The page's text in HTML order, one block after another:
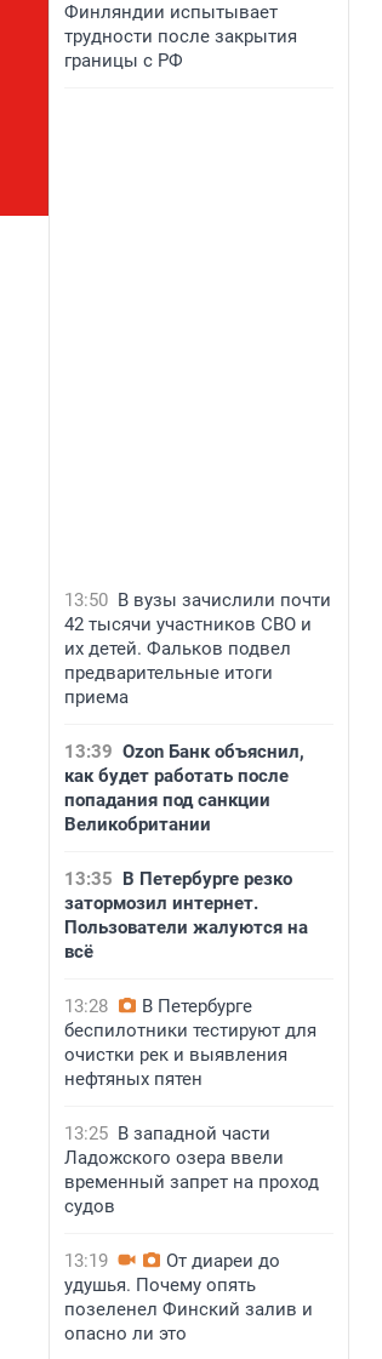
Финляндии испытывает
трудности после закрытия
границы с РФ
13:50 В вузы зачислили почти
42 тысячи участников СВО и
их детей. Фальков подвел
предварительные итоги
приема
13:39 Ozon Банк объяснил,
как будет работать после
попадания под санкции
Великобритании
13:35 В Петербурге резко
затормозил интернет.
Пользователи жалуются на
всё
13:28
В Петербурге
беспилотники тестируют для
очистки рек и выявления
нефтяных пятен
13:25 В западной части
Ладожского озера ввели
временный запрет на проход
судов
13:19
От диареи до
удушья. Почему опять
позеленел Финский залив и
опасно ли это